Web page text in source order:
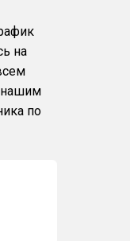
на
нашим
по